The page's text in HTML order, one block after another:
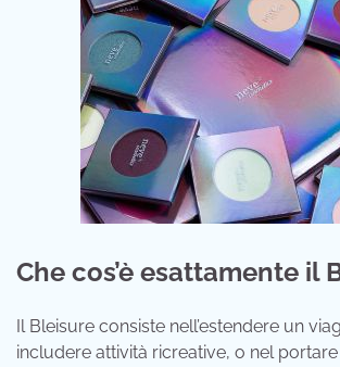
Che cos’è esattamente il
Il Bleisure consiste nell’estendere un
includere attività ricreative, o nel